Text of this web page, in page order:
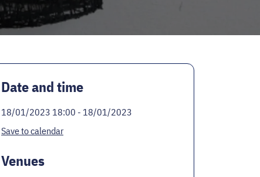
Date and time
18/01/2023 18:00 - 18/01/2023
Save to calendar
Venues